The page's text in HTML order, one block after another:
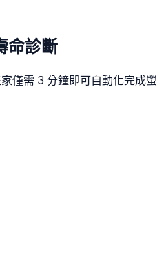
命診斷
需 3 分鐘即可自動化完成